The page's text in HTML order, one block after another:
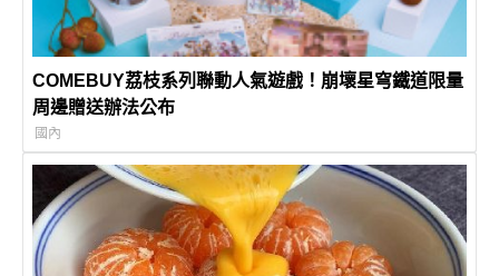
COMEBUY荔枝系列聯動人氣遊戲！崩壞星穹鐵道限量
周邊贈送辦法公布
國內